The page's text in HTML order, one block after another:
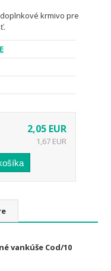
krmivo pre
2,05 EUR
1,67 EUR
vankúše Cod/10